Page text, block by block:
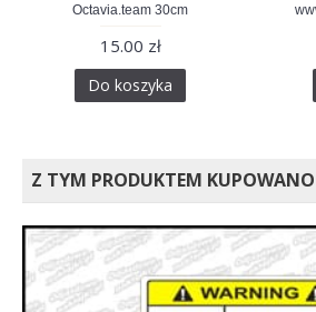
Octavia.team 30cm
15.00 zł
Do koszyka
Z TYM PRODUKTEM